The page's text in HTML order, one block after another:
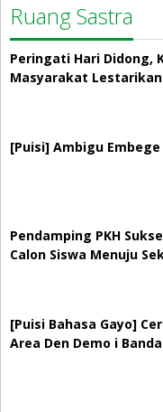
Ruang Sastra
Peringati Hari Didong,
Masyarakat Lestarikan
[Puisi] Ambigu Embege
Pendamping PKH
Calon Siswa Menuju
[Puisi Bahasa Gayo]
Area Den Demo i